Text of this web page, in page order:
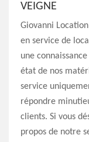
VEIGNE
Giovanni
en service de
une
état de nos
service
répondre
clients. Si vous
propos de notre